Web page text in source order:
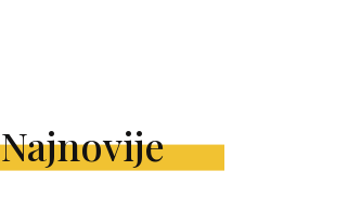
Najnovije